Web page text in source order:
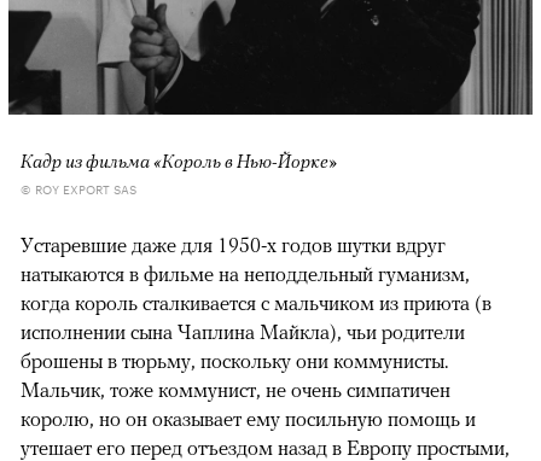
Кадр из фильма «Король в Нью-Йорке»
© ROY EXPORT SAS
Устаревшие даже для 1950-х годов шутки вдруг
натыкаются в фильме на неподдельный гуманизм,
когда король сталкивается с мальчиком из приюта (в
исполнении сына Чаплина Майкла), чьи родители
брошены в тюрьму, поскольку они коммунисты.
Мальчик, тоже коммунист, не очень симпатичен
королю, но он оказывает ему посильную помощь и
утешает его перед отъездом назад в Европу простыми,